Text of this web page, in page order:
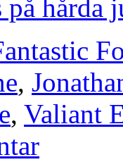
på hårda
,
, Valiant